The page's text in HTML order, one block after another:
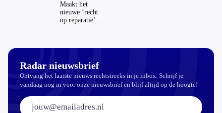
Maakt het
nieuwe ‘recht
op reparatie’
Radar nieuwsbrief
Ontvang het laatste nieuws rechtstreeks in je inbox. Schrijf je
vandaag nog in voor onze nieuwsbrief en blijf altijd op de hoogte!
E-mailadres: